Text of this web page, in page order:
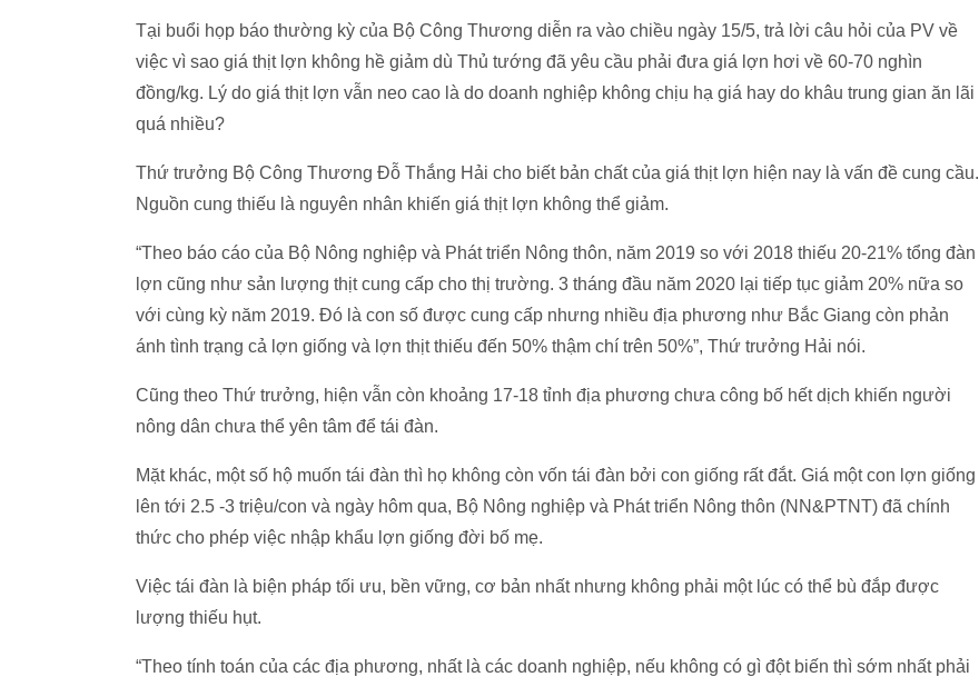
Tại buổi họp báo thường kỳ của Bộ Công Thương diễn ra vào chiều ngày 15/5, trả lời câu hỏi của PV về
việc vì sao giá thịt lợn không hề giảm dù Thủ tướng đã yêu cầu phải đưa giá lợn hơi về 60-70 nghìn
đồng/kg. Lý do giá thịt lợn vẫn neo cao là do doanh nghiệp không chịu hạ giá hay do khâu trung gian ăn lãi
quá nhiều?
Thứ trưởng Bộ Công Thương Đỗ Thắng Hải cho biết bản chất của giá thịt lợn hiện nay là vấn đề cung cầu.
Nguồn cung thiếu là nguyên nhân khiến giá thịt lợn không thể giảm.
“Theo báo cáo của Bộ Nông nghiệp và Phát triển Nông thôn, năm 2019 so với 2018 thiếu 20-21% tổng đàn
lợn cũng như sản lượng thịt cung cấp cho thị trường. 3 tháng đầu năm 2020 lại tiếp tục giảm 20% nữa so
với cùng kỳ năm 2019. Đó là con số được cung cấp nhưng nhiều địa phương như Bắc Giang còn phản
ánh tình trạng cả lợn giống và lợn thịt thiếu đến 50% thậm chí trên 50%”, Thứ trưởng Hải nói.
Cũng theo Thứ trưởng, hiện vẫn còn khoảng 17-18 tỉnh địa phương chưa công bố hết dịch khiến người
nông dân chưa thể yên tâm để tái đàn.
Mặt khác, một số hộ muốn tái đàn thì họ không còn vốn tái đàn bởi con giống rất đắt. Giá một con lợn giống
lên tới 2.5 -3 triệu/con và ngày hôm qua, Bộ Nông nghiệp và Phát triển Nông thôn (NN&PTNT) đã chính
thức cho phép việc nhập khẩu lợn giống đời bố mẹ.
Việc tái đàn là biện pháp tối ưu, bền vững, cơ bản nhất nhưng không phải một lúc có thể bù đắp được
lượng thiếu hụt.
“Theo tính toán của các địa phương, nhất là các doanh nghiệp, nếu không có gì đột biến thì sớm nhất phải